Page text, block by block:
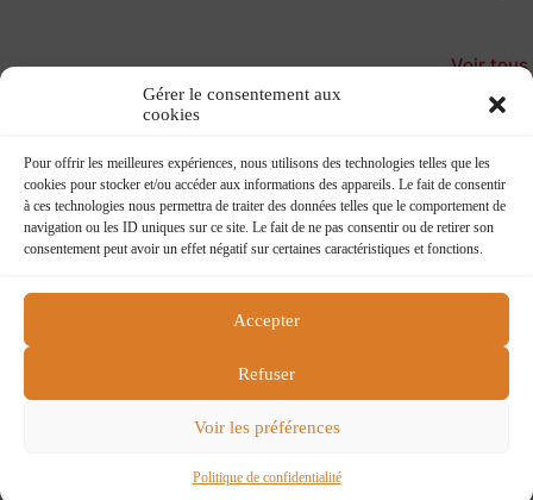
Gérer le consentement aux
cookies
Pour offrir les meilleures expériences, nous utilisons des technologies telles que les
cookies pour stocker et/ou accéder aux informations des appareils. Le fait de consentir
à ces technologies nous permettra de traiter des données telles que le comportement de
navigation ou les ID uniques sur ce site. Le fait de ne pas consentir ou de retirer son
consentement peut avoir un effet négatif sur certaines caractéristiques et fonctions.
Accepter
Refuser
Voir les préférences
Politique de confidentialité
Voir tous
Confesse
Flying boat
flying@charlelie.com
Politique de confidentialité